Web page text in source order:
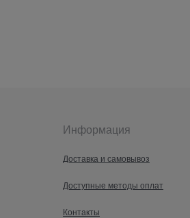
Информация
Доставка и самовывоз
Доступные методы оплат
Контакты